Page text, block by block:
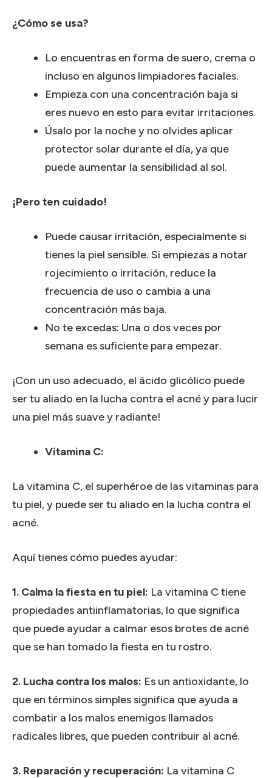
¿Cómo se usa?
Lo encuentras en forma de suero, crema o
incluso en algunos limpiadores faciales.
Empieza con una concentración baja si
eres nuevo en esto para evitar irritaciones.
Úsalo por la noche y no olvides aplicar
protector solar durante el día, ya que
puede aumentar la sensibilidad al sol.
¡Pero ten cuidado!
Puede causar irritación, especialmente si
tienes la piel sensible. Si empiezas a notar
rojecimiento o irritación, reduce la
frecuencia de uso o cambia a una
concentración más baja.
No te excedas: Una o dos veces por
semana es suficiente para empezar.
¡Con un uso adecuado, el ácido glicólico puede
ser tu aliado en la lucha contra el acné y para lucir
una piel más suave y radiante!
Vitamina C:
La vitamina C, el superhéroe de las vitaminas para
tu piel, y puede ser tu aliado en la lucha contra el
acné.
Aquí tienes cómo puedes ayudar:
1. Calma la fiesta en tu piel: La vitamina C tiene
propiedades antiinflamatorias, lo que significa
que puede ayudar a calmar esos brotes de acné
que se han tomado la fiesta en tu rostro.
2. Lucha contra los malos: Es un antioxidante, lo
que en términos simples significa que ayuda a
combatir a los malos enemigos llamados
radicales libres, que pueden contribuir al acné.
3. Reparación y recuperación: La vitamina C